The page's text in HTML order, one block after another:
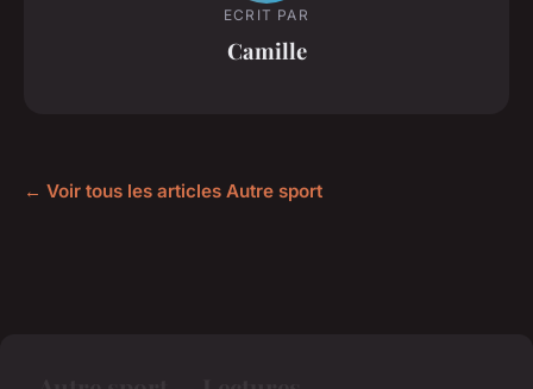
ECRIT PAR
Camille
← Voir tous les articles Autre sport